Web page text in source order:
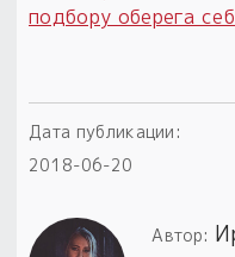
подбору оберега
Дата публикации:
2018-06-20
Автор: